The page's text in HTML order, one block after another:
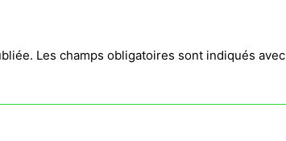
Les champs obligatoires sont indiqués avec